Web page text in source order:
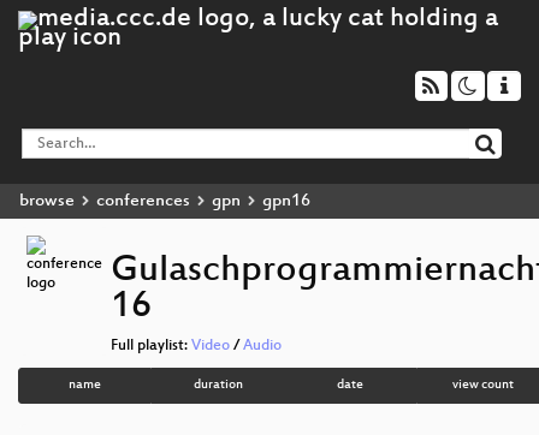
browse conferences gpn gpn16
16
Full playlist: Video / Audio
name duration date view count